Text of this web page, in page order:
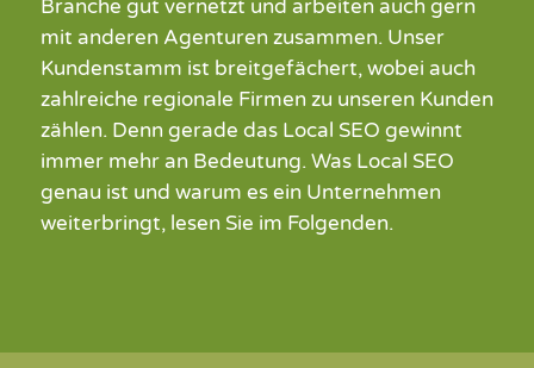
Branche gut vernetzt und arbeiten auch gern
mit anderen Agenturen zusammen. Unser
Kundenstamm ist breitgefächert, wobei auch
zahlreiche regionale Firmen zu unseren Kunden
zählen. Denn gerade das Local SEO gewinnt
immer mehr an Bedeutung. Was Local SEO
genau ist und warum es ein Unternehmen
weiterbringt, lesen Sie im Folgenden.